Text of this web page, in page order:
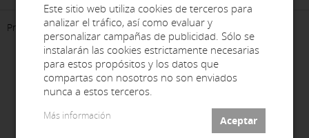
Presentación Servicios Contacto
Este sitio web utiliza cookies de terceros para
analizar el tráfico, así como evaluar y
personalizar campañas de publicidad. Sólo se
instalarán las cookies estrictamente necesarias
para estos propósitos y los datos que
compartas con nosotros no son enviados
nunca a estos terceros.
Más información